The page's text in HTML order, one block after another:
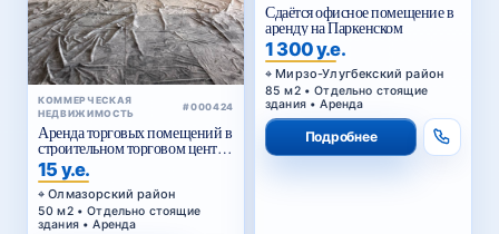
КОММЕРЧЕСКАЯ
НЕДВИЖИМОСТЬ
#000424
Аренда торговых помещений в
строительном торговом центре
у Жомий базара в Ташкенте
15 у.е.
Олмазорский район
50 м2 • Отдельно стоящие
здания • Аренда
Сдаётся офисное помещение в
аренду на Паркенском
1 300 у.е.
Мирзо-Улугбекский район
85 м2 • Отдельно стоящие
здания • Аренда
Подробнее